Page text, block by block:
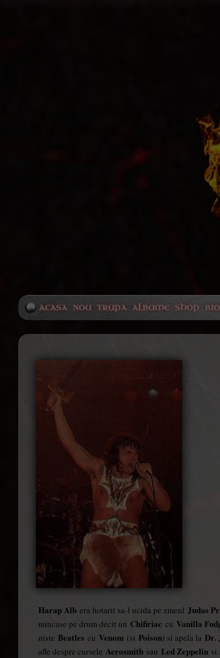
Harap Alb era hotarit sa-l ucida pe zmeul Judas
mincase pe drum decit un Chifiriac cu Vanilla
niste Beatles cu Venom (si Poison) si apela la Dr.
afle despre cursele Aerosmith sau Led Zeppelin si
ACASA NOU TRUPA ALBUME SHOP